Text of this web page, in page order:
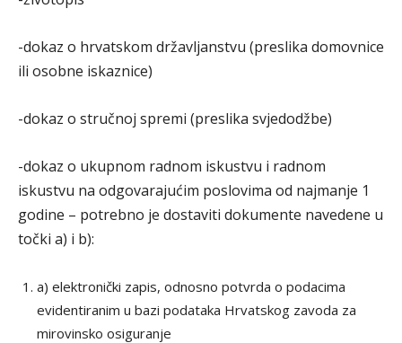
-dokaz o hrvatskom državljanstvu (preslika domovnice
ili osobne iskaznice)
-dokaz o stručnoj spremi (preslika svjedodžbe)
-dokaz o ukupnom radnom iskustvu i radnom
iskustvu na odgovarajućim poslovima od najmanje 1
godine – potrebno je dostaviti dokumente navedene u
točki a) i b):
a) elektronički zapis, odnosno potvrda o podacima
evidentiranim u bazi podataka Hrvatskog zavoda za
mirovinsko osiguranje